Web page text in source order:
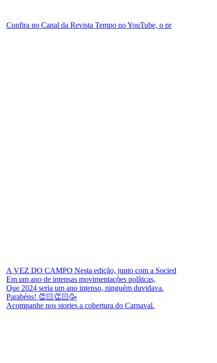
Confira no Canal da Revista Tempo no YouTube, o pr
A VEZ DO CAMPO Nesta edição, junto com a Socied
Em um ano de intensas movimentações políticas,
Que 2024 seria um ano intenso, ninguém duvidava.
Parabéns! 👏🏻👏🏻🥳
Acompanhe nos stories a cobertura do Carnaval.